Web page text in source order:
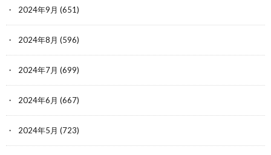
2024年9月 (651)
2024年8月 (596)
2024年7月 (699)
2024年6月 (667)
2024年5月 (723)